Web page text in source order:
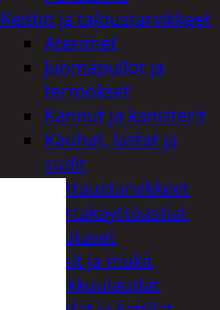
Keittiö ja taloustarvikkeet
Aterimet
Juomapullot ja
termokset
Kannut ja kanisterit
Kauhat, lastat ja
sudit
Kattaustarvikkeet
Kertakäyttöastiat
Lautaset
Lasit ja mukit
Leikkuulaudat